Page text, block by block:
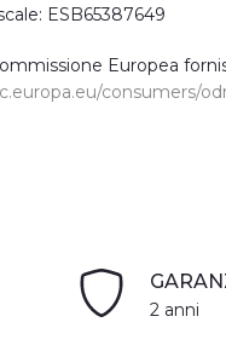
ESB65387649
Europea
consumers/
2 anni